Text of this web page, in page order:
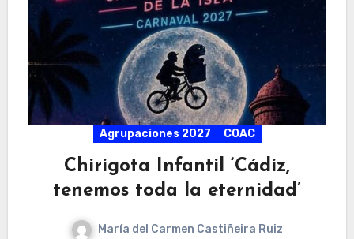
Agrupaciones 2027 COAC
Chirigota Infantil ‘Cádiz,
tenemos toda la eternidad’
María del Carmen Castiñeira Ruiz